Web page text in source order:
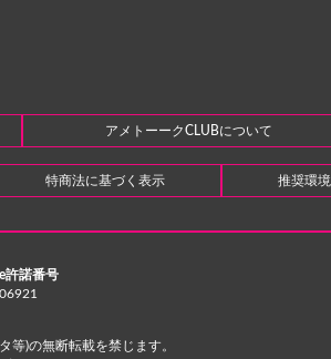
アメトーークCLUBについて
特商法に基づく表示 推奨環境
許諾番号
等)の無断転載を禁じます。